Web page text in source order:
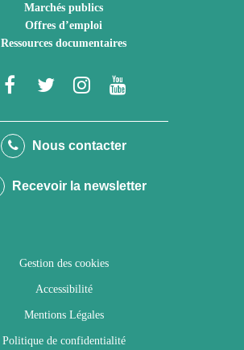
Marchés publics
Offres d’emploi
Ressources documentaires
Lien
le
Facebook
Lien
le
Twitter
Lien
le
Instagram
Youtube
Nous contacter
Recevoir la newsletter
Gestion des cookies
Accessibilité
Mentions Légales
Politique de confidentialité